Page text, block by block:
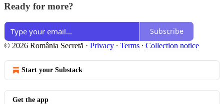
Ready for more?
Subscribe
© 2026 România Secretă · Privacy ∙ Terms ∙ Collection notice
Start your Substack
Get the app